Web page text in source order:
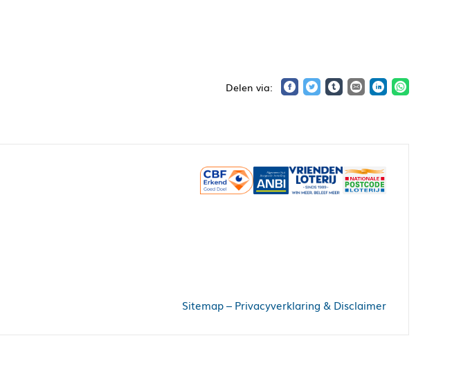
Sitemap– Privacyverklaring & Disclaimer